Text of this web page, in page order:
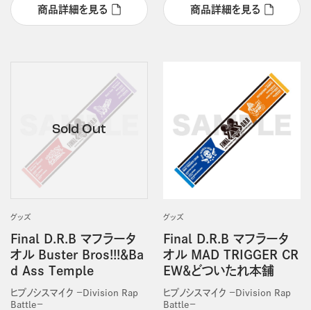
商品詳細を見る 商品詳細を見る
グッズ
Final D.R.B マフラータ
オル Buster Bros!!!＆Ba
d Ass Temple
ヒプノシスマイク －Division Rap
Battle－
グッズ
Final D.R.B マフラータ
オル MAD TRIGGER CR
EW＆どついたれ本舗
ヒプノシスマイク －Division Rap
Battle－